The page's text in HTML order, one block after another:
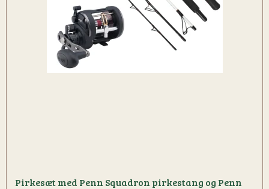
Pirkesæt med Penn Squadron pirkestang og Penn